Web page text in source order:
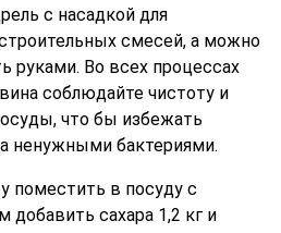
с насадкой для
смесей, а можно
руками. Во всех процессах
соблюдайте чистоту и
что бы избежать
ненужными бактериями.
поместить в посуду с
добавить сахара 1,2 кг и